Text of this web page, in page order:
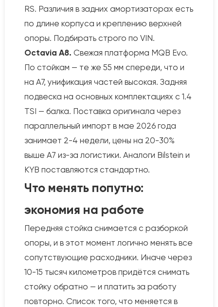
RS. Различия в задних амортизаторах есть
по длине корпуса и креплению верхней
опоры. Подбирать строго по VIN.
Octavia A8. Свежая платформа MQB Evo.
По стойкам — те же 55 мм спереди, что и
на A7, унификация частей высокая. Задняя
подвеска на основных комплектациях с 1.4
TSI — балка. Поставка оригинала через
параллельный импорт в мае 2026 года
занимает 2-4 недели, цены на 20-30%
выше A7 из-за логистики. Аналоги Bilstein и
KYB поставляются стандартно.
Что менять попутно:
экономия на работе
Передняя стойка снимается с разборкой
опоры, и в этот момент логично менять все
сопутствующие расходники. Иначе через
10-15 тысяч километров придётся снимать
стойку обратно — и платить за работу
повторно. Список того, что меняется в